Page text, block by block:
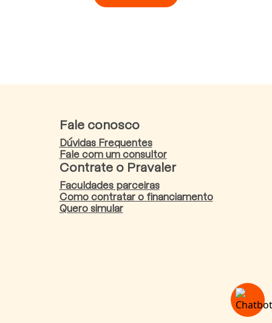
Fale conosco
Dúvidas Frequentes
Fale com um consultor
Contrate o Pravaler
Faculdades parceiras
Como contratar o financiamento
Quero simular